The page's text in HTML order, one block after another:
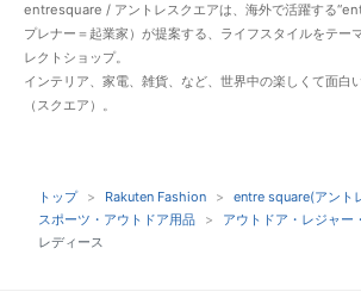
entresquare / アントレスクエアは、海外で活躍する
プレナー＝起業家）が提案する、ライフスタイルをテー
レクトショップ。
インテリア、家電、雑貨、など、世界中の楽しくて面白
（スクエア）。
トップ Rakuten Fashion
entre square(アント
スポーツ・アウトドア用品
アウトドア・レジャー
レディース